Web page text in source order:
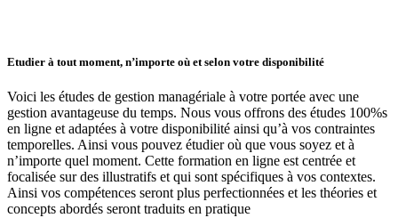
Etudier à tout moment, n’importe où et selon votre disponibilité
Voici les études de gestion managériale à votre portée avec une
gestion avantageuse du temps. Nous vous offrons des études 100%s
en ligne et adaptées à votre disponibilité ainsi qu’à vos contraintes
temporelles. Ainsi vous pouvez étudier où que vous soyez et à
n’importe quel moment. Cette formation en ligne est centrée et
focalisée sur des illustratifs et qui sont spécifiques à vos contextes.
Ainsi vos compétences seront plus perfectionnées et les théories et
concepts abordés seront traduits en pratique